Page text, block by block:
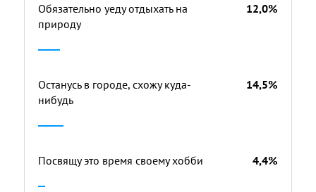
Обязательно уеду отдыхать на
природу
12,0%
Останусь в городе, схожу куда-
нибудь
14,5%
Посвящу это время своему хобби 4,4%